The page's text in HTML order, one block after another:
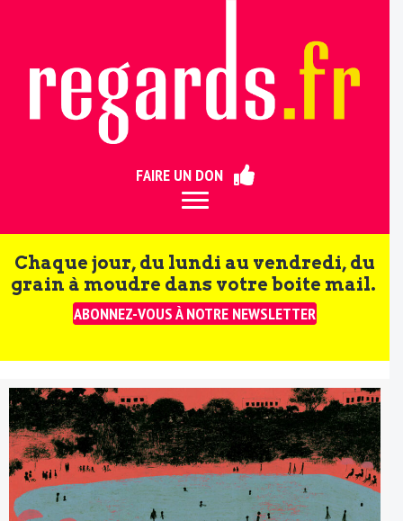
FAIRE UN DON
Chaque jour, du lundi au vendredi, du
grain à moudre dans votre boite mail.
ABONNEZ-VOUS À NOTRE NEWSLETTER